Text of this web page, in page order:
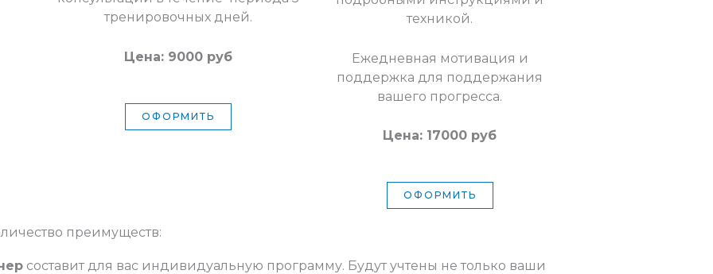
тренировочных дней.
Цена: 9000 руб
ОФОРМИТЬ
техникой.
Ежедневная мотивация и
поддержка для поддержания
вашего прогресса.
Цена: 17000 руб
ОФОРМИТЬ
преимуществ:
составит для вас индивидуальную программу. Будут учтены не только ваши